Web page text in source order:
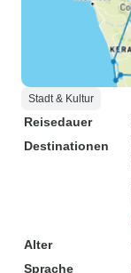
Stadt & Kultur
Reisedauer
Destinationen
Alter
Sprache